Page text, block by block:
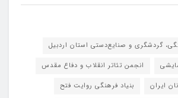
گردشگری و صنایع‌دستی استان اردبیل
انجمن تئاتر انقلاب و دفاع مقدس
ایران
بنیاد فرهنگی روایت فتح